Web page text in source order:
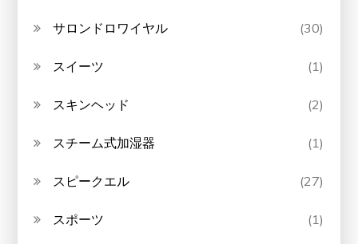
サロンドロワイヤル (30)
スイーツ (1)
スキンヘッド (2)
スチーム式加湿器 (1)
スピークエル (27)
スポーツ (1)